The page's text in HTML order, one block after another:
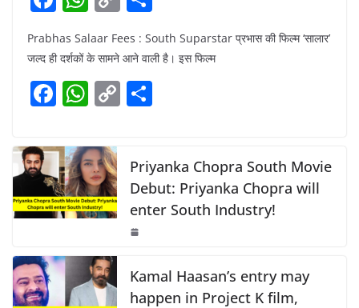
c
e
b
o
k
at
s
A
p
p
y
Li
ar
Prabhas Salaar Fees : South Suparstar प्रभास की फिल्म ‘सालार’
जल्द ही दर्शकों के सामने आने वाली है। इस फिल्म
F
c
e
b
o
k
W
at
s
A
p
C
y
Li
n
k
e
Priyanka Chopra South Movie
Debut: Priyanka Chopra will
enter South Industry!
Kamal Haasan’s entry may
happen in Project K film,